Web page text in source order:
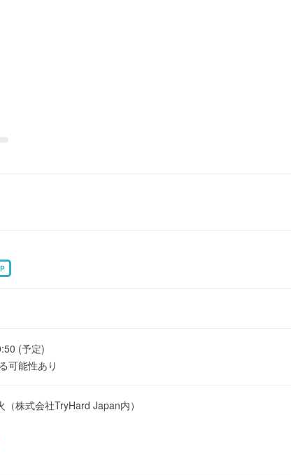
(予定)
可能性あり
株式会社TryHard Japan内）